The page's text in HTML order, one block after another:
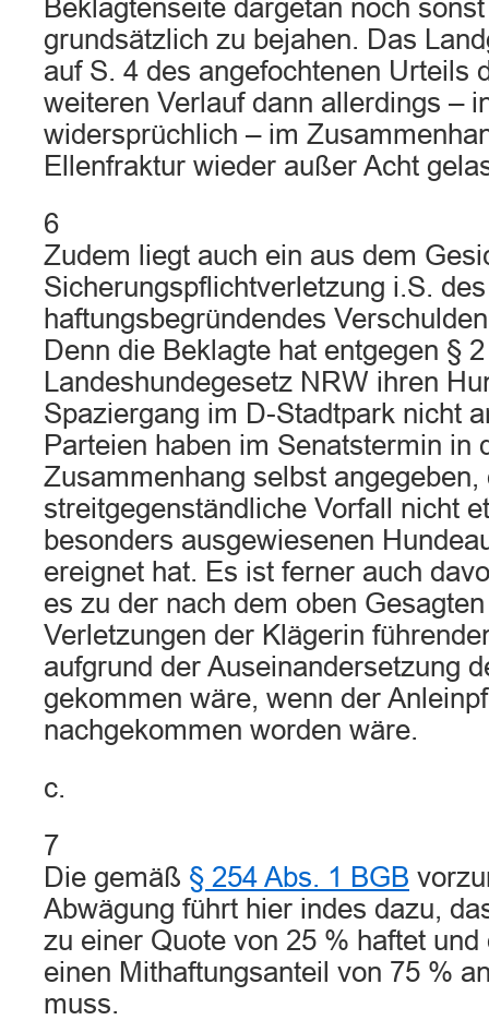
Beklagtenseite dargetan noch
grundsätzlich zu bejahen. Das
auf S. 4 des angefochtenen Urteils
weiteren Verlauf dann allerdings –
widersprüchlich – im
Ellenfraktur wieder außer Acht
6
Zudem liegt auch ein aus dem
Sicherungspflichtverletzung i.S.
haftungsbegründendes
Denn die Beklagte hat entgegen §
Landeshundegesetz NRW ihren
Spaziergang im D-Stadtpark nicht
Parteien haben im Senatstermin in
Zusammenhang selbst
streitgegenständliche Vorfall nicht
besonders ausgewiesenen
ereignet hat. Es ist ferner auch
es zu der nach dem oben
Verletzungen der Klägerin
aufgrund der Auseinandersetzung
gekommen wäre, wenn der
nachgekommen worden wäre.
c.
7
Die gemäß § 254 Abs. 1 BGB
Abwägung führt hier indes dazu,
zu einer Quote von 25 % haftet
einen Mithaftungsanteil von 75 %
muss.